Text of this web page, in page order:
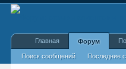
Главная Форум
Поиск сообщений Последние